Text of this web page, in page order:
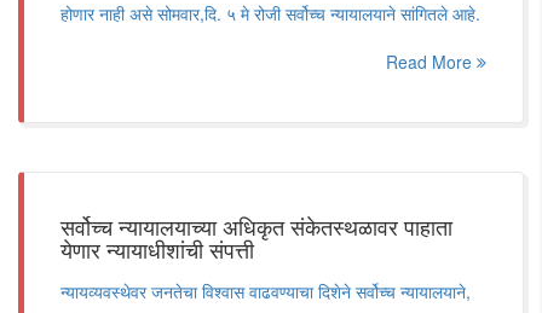
होणार नाही असे सोमवार,दि. ५ मे रोजी सर्वोच्च न्यायालयाने सांगितले आहे.
Read More
सर्वोच्च न्यायालयाच्या अधिकृत संकेतस्थळावर पाहाता
येणार न्यायाधीशांची संपत्ती
न्यायव्यवस्थेवर जनतेचा विश्वास वाढवण्याचा दिशेने सर्वोच्च न्यायालयाने,